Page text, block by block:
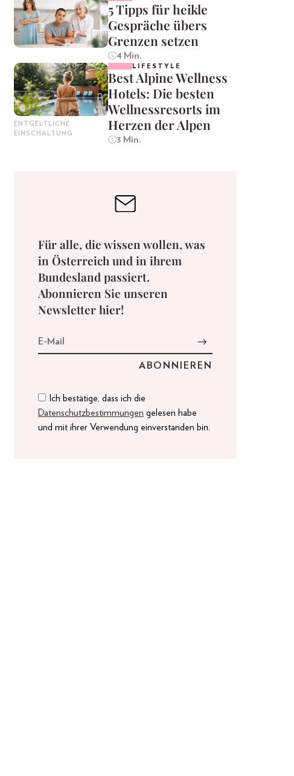
5 Tipps für heikle
Gespräche übers
Grenzen setzen
4 Min.
ENTGELTLICHE
EINSCHALTUNG
LIFESTYLE
Best Alpine Wellness
Hotels: Die besten
Wellnessresorts im
Herzen der Alpen
3 Min.
Für alle, die wissen wollen, was
in Österreich und in ihrem
Bundesland passiert.
Abonnieren Sie unseren
Newsletter hier!
Ich bestätige, dass ich die
Datenschutzbestimmungen gelesen habe
und mit ihrer Verwendung einverstanden bin.